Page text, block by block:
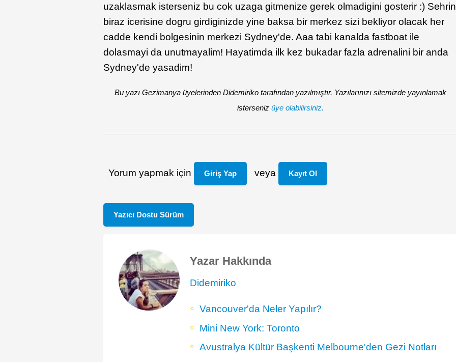
uzaklasmak isterseniz bu cok uzaga gitmenize gerek olmadigini gosterir :) Sehrin
biraz icerisine dogru girdiginizde yine baksa bir merkez sizi bekliyor olacak her
cadde kendi bolgesinin merkezi Sydney'de. Aaa tabi kanalda fastboat ile
dolasmayi da unutmayalim! Hayatimda ilk kez bukadar fazla adrenalini bir anda
Sydney'de yasadim!
Bu yazı Gezimanya üyelerinden Didemiriko tarafından yazılmıştır. Yazılarınızı sitemizde yayınlamak
isterseniz üye olabilirsiniz.
Yorum yapmak için Giriş Yap veya Kayıt Ol
Yazıcı Dostu Sürüm
Yazar Hakkında
Didemiriko
Vancouver'da Neler Yapılır?
Mini New York: Toronto
Avustralya Kültür Başkenti Melbourne'den Gezi Notları